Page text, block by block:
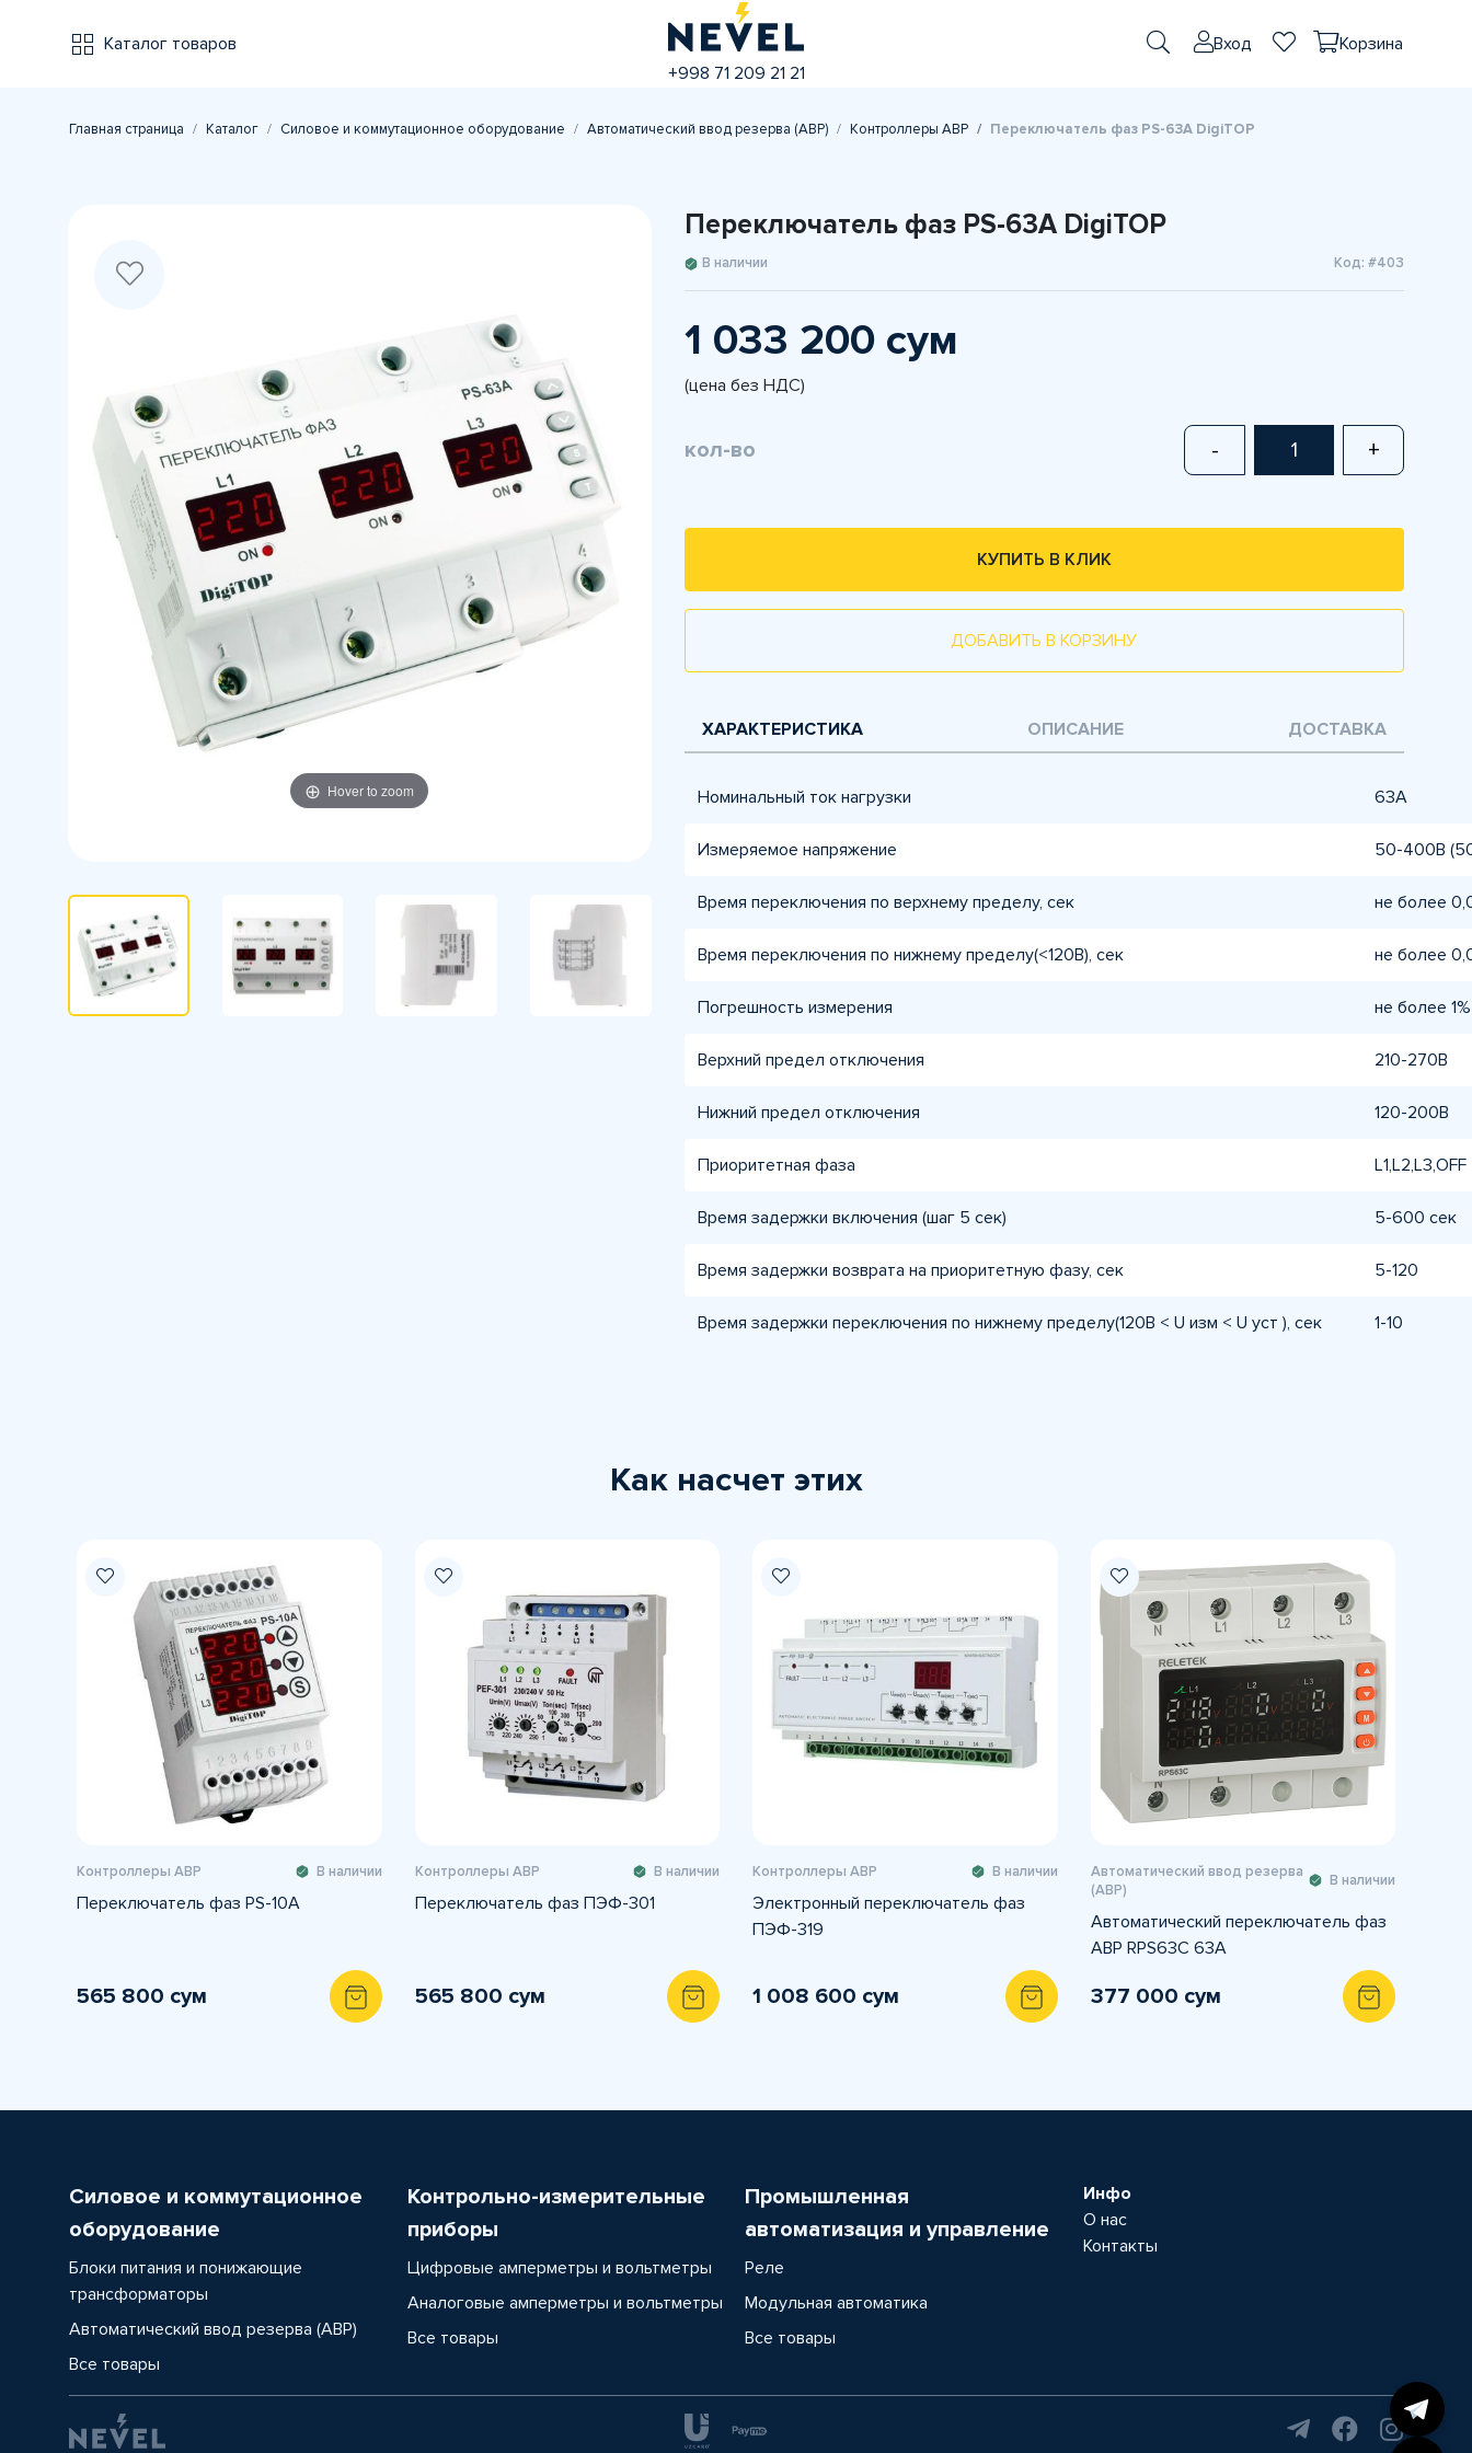
Каталог товаров
+998 71 209 21 21
Вход Корзина
Главная страница Каталог Силовое и коммутационное оборудование Автоматический ввод резерва (АВР) Контроллеры АВР Переключатель фаз PS-63A DigiTOP
Hover to zoom
Переключатель фаз PS-63A DigiTOP
В наличии Код: #403
1 033 200 сум
(цена без НДС)
кол-во - +
КУПИТЬ В КЛИК
ДОБАВИТЬ В КОРЗИНУ
ХАРАКТЕРИСТИКА ОПИСАНИЕ ДОСТАВКА
Номинальный ток нагрузки 63A
Измеряемое напряжение 50-400В
Время переключения по верхнему пределу, сек не более
Время переключения по нижнему пределу(<120В), сек не более
Погрешность измерения не более 1%
Верхний предел отключения 210-270В
Нижний предел отключения 120-200В
Приоритетная фаза L1,L2,L3,OFF
Время задержки включения (шаг 5 сек) 5-600 сек
Время задержки возврата на приоритетную фазу, сек 5-120
Время задержки переключения по нижнему пределу(120В < U изм < U уст ), сек 1-10
Как насчет этих
Контроллеры АВР В наличии
Переключатель фаз PS-10A
565 800 сум
Контроллеры АВР В наличии
Переключатель фаз ПЭФ-301
565 800 сум
Контроллеры АВР В наличии
Электронный переключатель фаз
ПЭФ-319
1 008 600 сум
Автоматический ввод резерва
(АВР)
В наличии
Автоматический переключатель фаз
АВР RPS63C 63A
377 000 сум
Силовое и коммутационное
оборудование
Блоки питания и понижающие
трансформаторы
Автоматический ввод резерва (АВР)
Все товары
Контрольно-измерительные
приборы
Цифровые амперметры и вольтметры
Аналоговые амперметры и вольтметры
Все товары
Промышленная
автоматизация и управление
Реле
Модульная автоматика
Все товары
Инфо
О нас
Контакты